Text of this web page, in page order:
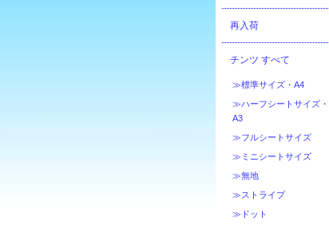
再入荷
チンツ すべて
≫標準サイズ・A4
≫ハーフシートサイズ・
A3
≫フルシートサイズ
≫ミニシートサイズ
≫無地
≫ストライプ
≫ドット